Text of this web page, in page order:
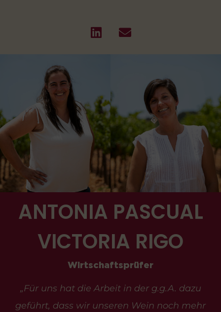
ANTONIA PASCUAL
VICTORIA RIGO
Wirtschaftsprüfer
„Für uns hat die Arbeit in der g.g.A. dazu
geführt, dass wir unseren Wein noch mehr